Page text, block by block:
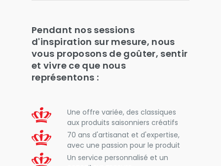
Pendant nos sessions
d'inspiration sur mesure, nous
vous proposons de goûter, sentir
et vivre ce que nous
représentons :
Une offre variée, des classiques
aux produits saisonniers créatifs
70 ans d'artisanat et d'expertise,
avec une passion pour le produit
Un service personnalisé et un